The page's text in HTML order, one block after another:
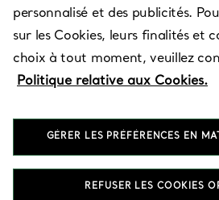
Accueil / Trouver une
Liste des
personnalisé et des publicités.
sur les Cookies, leurs finalités et
choix à tout moment, veuillez
Politique relative aux Cookies.
GÉRER LES PRÉFÉRENCES EN
REFUSER LES COOKIES